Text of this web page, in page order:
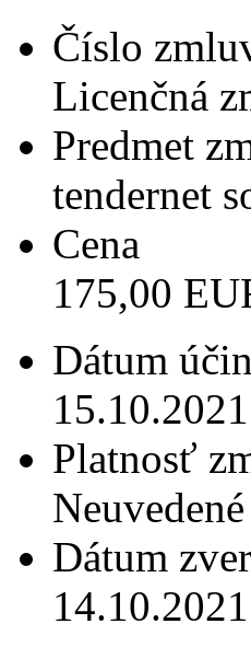
Číslo
Licenčná
Predmet
tendernet
Cena
175,00
Dátum
15.10.2021
Platnosť
Neuvedené
Dátum
14.10.2021